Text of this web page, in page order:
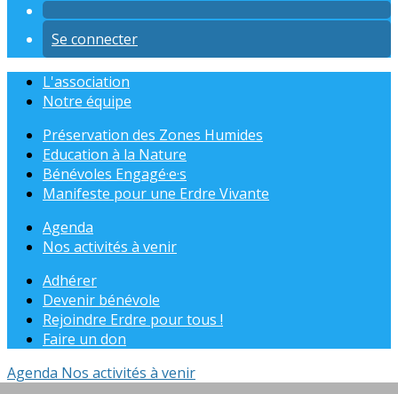
Se connecter
L'association
Notre équipe
Préservation des Zones Humides
Education à la Nature
Bénévoles Engagé·e·s
Manifeste pour une Erdre Vivante
Agenda
Nos activités à venir
Adhérer
Devenir bénévole
Rejoindre Erdre pour tous !
Faire un don
Agenda Nos activités à venir